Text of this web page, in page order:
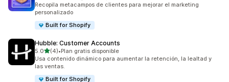
Recopila metacampos de clientes para mejorar el marketing
personalizado
Built for Shopify
Hubble: Customer Accounts
5.0de 5 estrellas
(4)
4 reseñas en total
•Plan gratis disponible
Usa contenido dinámico para aumentar la retención, la lealtad y
las ventas.
Built for Shopify